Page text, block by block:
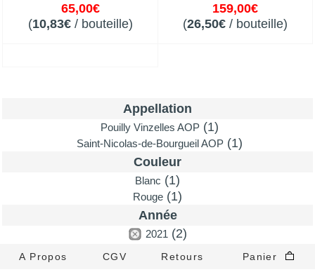
65,00€
(10,83€/ bouteille)
159,00€
(26,50€ / bouteille)
Appellation
Pouilly Vinzelles AOP(1)
Saint-Nicolas-de-Bourgueil AOP(1)
Couleur
Blanc (1)
Rouge (1)
Année
2021 (2)
A Propos CGV Retours Panier